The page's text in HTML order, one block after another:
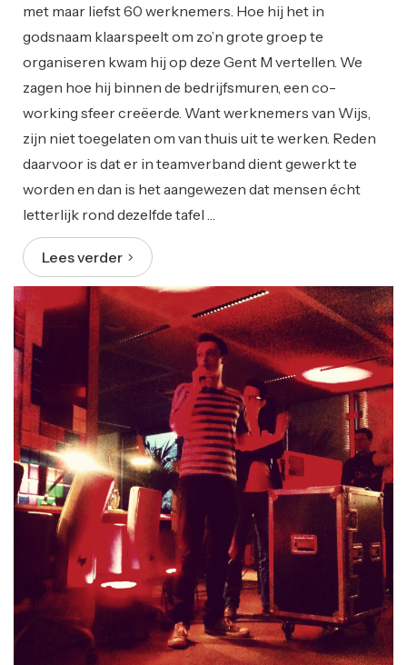
met maar liefst 60 werknemers. Hoe hij het in
godsnaam klaarspeelt om zo’n grote groep te
organiseren kwam hij op deze Gent M vertellen. We
zagen hoe hij binnen de bedrijfsmuren, een co-
working sfeer creëerde. Want werknemers van Wijs,
zijn niet toegelaten om van thuis uit te werken. Reden
daarvoor is dat er in teamverband dient gewerkt te
worden en dan is het aangewezen dat mensen écht
letterlijk rond dezelfde tafel …
Lees verder